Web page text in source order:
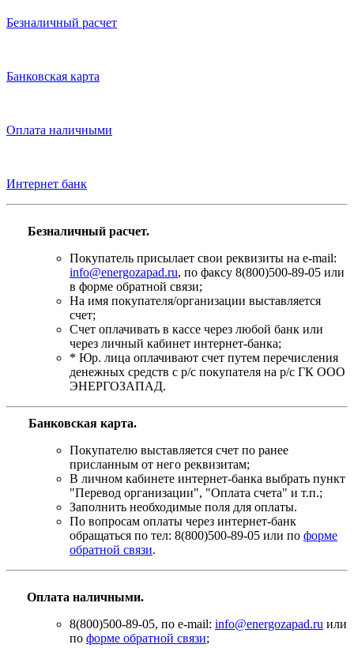
Безналичный расчет
Банковская карта
Оплата наличными
Интернет банк
Безналичный расчет.
Покупатель присылает свои реквизиты на e-mail:
info@energozapad.ru, по факсу 8(800)500-89-05 или
в форме обратной связи;
На имя покупателя/организации выставляется
счет;
Счет оплачивать в кассе через любой банк или
через личный кабинет интернет-банка;
* Юр. лица оплачивают счет путем перечисления
денежных средств с р/с покупателя на р/с ГК ООО
ЭНЕРГОЗАПАД.
Банковская карта.
Покупателю выставляется счет по ранее
присланным от него реквизитам;
В личном кабинете интернет-банка выбрать пункт
"Перевод организации", "Оплата счета" и т.п.;
Заполнить необходимые поля для оплаты.
По вопросам оплаты через интернет-банк
обращаться по тел: 8(800)500-89-05 или по форме
обратной связи.
Оплата наличными.
8(800)500-89-05, по e-mail: info@energozapad.ru или
по форме обратной связи;